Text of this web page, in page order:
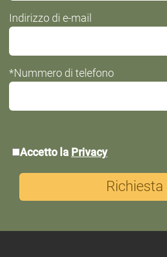
Indirizzo di e-mail
*Nummero di telefono
*Privacy:
Accetto la Privacy
Richiesta